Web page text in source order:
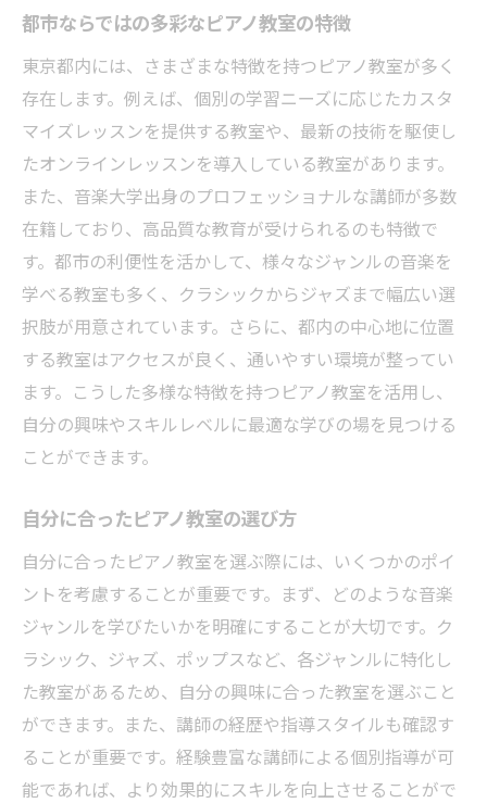
の魅力
初心者向けレッスンの流れと内容
楽譜の読み方から学ぶピアノの基礎
初心者でも安心！ピアノ教室のサポート体
制
ピアノを始める前に知っておきたいこと
ピアノ教室での目標設定と達成のステップ
楽しみながら上達するための秘訣
上級者向け東京都ピアノ教室で学ぶ新たな技術
上級者向けカリキュラムの深化
演奏技術を高めるための特別レッスン
上級者が楽しめる音楽の探求方法
コンサートや発表会に向けた特訓
報
プロも学ぶことができるレッスン内容
東京都内のピアノ教室で音楽の深さを体感する
音楽理論と実践を組み合わせたレッスン
文化と歴史を学ぶピアノ教室の魅力
音楽の表現力を広げる実践的な方法
特別講師によるクリニックの紹介
東京都の音楽シーンとの関わり方
都市ならではの多彩なピアノ教室の特徴
東京都内には、さまざまな特徴を持つピアノ教室が多く
存在します。例えば、個別の学習ニーズに応じたカスタ
マイズレッスンを提供する教室や、最新の技術を駆使し
たオンラインレッスンを導入している教室があります。
また、音楽大学出身のプロフェッショナルな講師が多数
在籍しており、高品質な教育が受けられるのも特徴で
す。都市の利便性を活かして、様々なジャンルの音楽を
学べる教室も多く、クラシックからジャズまで幅広い選
択肢が用意されています。さらに、都内の中心地に位置
する教室はアクセスが良く、通いやすい環境が整ってい
ます。こうした多様な特徴を持つピアノ教室を活用し、
自分の興味やスキルレベルに最適な学びの場を見つける
ことができます。
自分に合ったピアノ教室の選び方
自分に合ったピアノ教室を選ぶ際には、いくつかのポイ
ントを考慮することが重要です。まず、どのような音楽
ジャンルを学びたいかを明確にすることが大切です。ク
ラシック、ジャズ、ポップスなど、各ジャンルに特化し
た教室があるため、自分の興味に合った教室を選ぶこと
ができます。また、講師の経歴や指導スタイルも確認す
ることが重要です。経験豊富な講師による個別指導が可
能であれば、より効果的にスキルを向上させることがで